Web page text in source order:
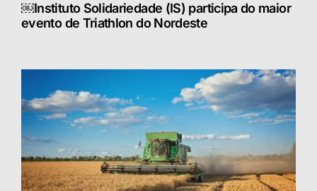
￼Instituto Solidariedade (IS) participa do maior
evento de Triathlon do Nordeste